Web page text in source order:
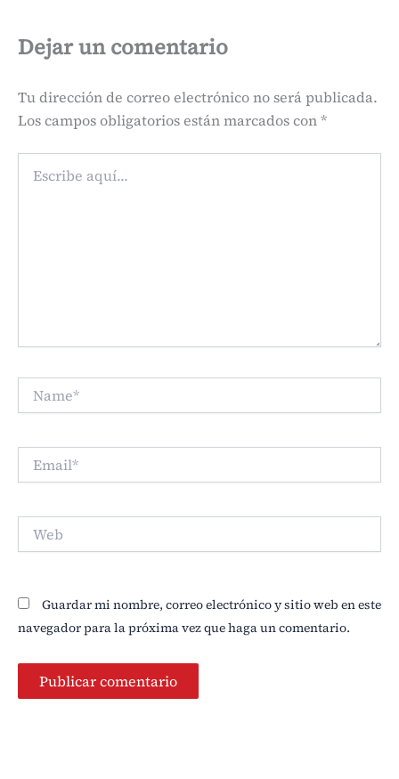
Dejar un comentario
Tu dirección de correo electrónico no será publicada.
Los campos obligatorios están marcados con*
aquí...
Guardar mi nombre, correo electrónico y sitio web en este
navegador para la próxima vez que haga un comentario.